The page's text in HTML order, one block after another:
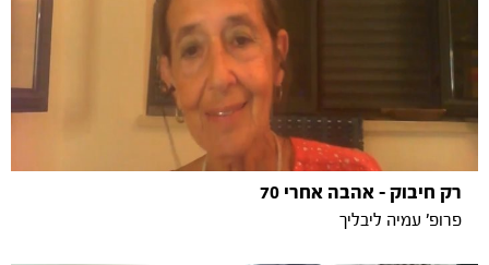
רק חיבוק – אהבה אחרי 70
פרופ' עמיה ליבליך